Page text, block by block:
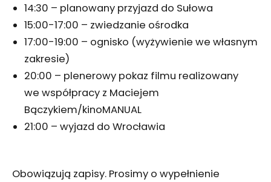
14:30 – planowany przyjazd do Sułowa
15:00-17:00 – zwiedzanie ośrodka
17:00-19:00 – ognisko (wyżywienie we własnym
zakresie)
20:00 – plenerowy pokaz filmu realizowany
we współpracy z Maciejem
Bączykiem/kinoMANUAL
21:00 – wyjazd do Wrocławia
Obowiązują zapisy. Prosimy o wypełnienie